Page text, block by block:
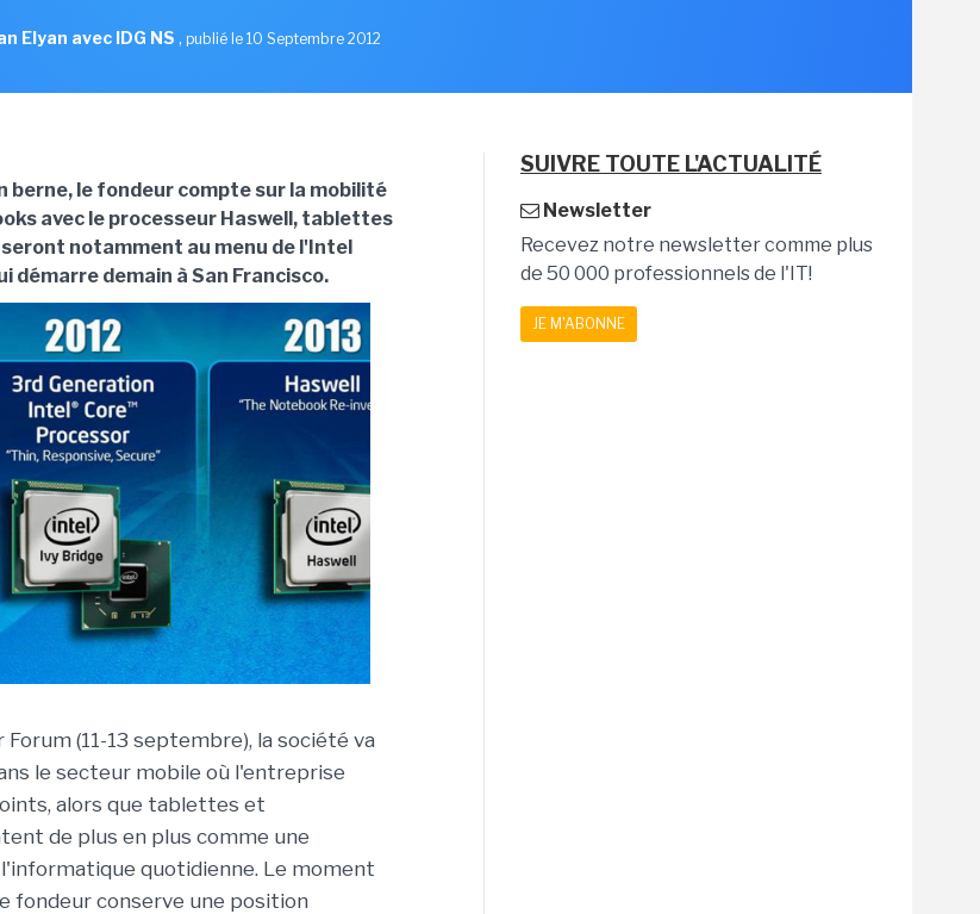
Elyan avec IDG NS , publié le 10 Septembre 2012
berne, le fondeur compte sur la mobilité
avec le processeur Haswell, tablettes
seront notamment au menu de l'Intel
démarre demain à San Francisco.
(11-13 septembre), la société va
le secteur mobile où l'entreprise
alors que tablettes et
de plus en plus comme une
quotidienne. Le moment
fondeur conserve une position
SUIVRE TOUTE L'ACTUALITÉ
Newsletter
Recevez notre newsletter comme plus
de 50 000 professionnels de l'IT!
JE M'ABONNE